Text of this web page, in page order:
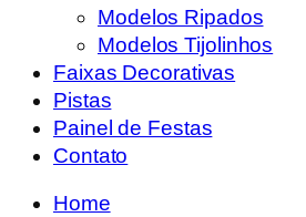
Modelos Ripados
Modelos Tijolinhos
Faixas Decorativas
Pistas
Painel de Festas
Contato
Home